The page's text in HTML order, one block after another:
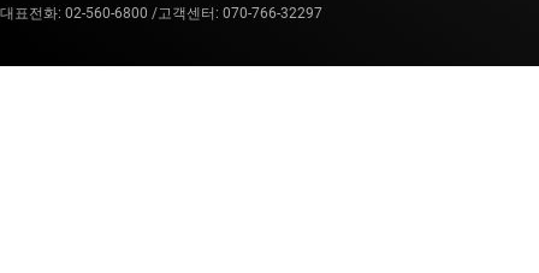
대표전화: 02-560-6800 /고객센터: 070-766-32297